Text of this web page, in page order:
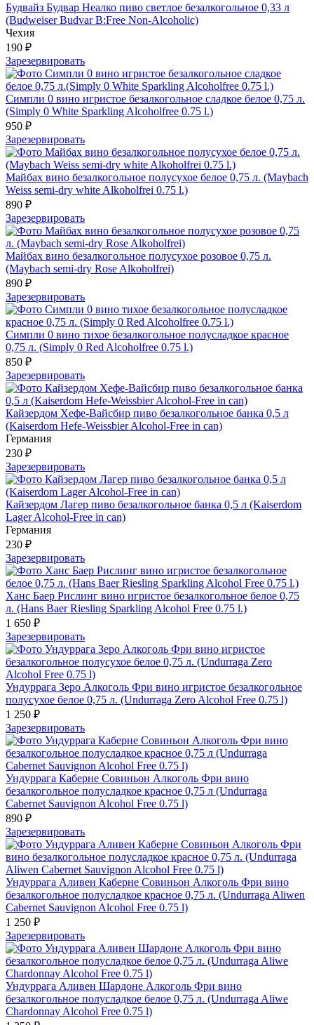
Будвайз Будвар Неалко пиво светлое безалкогольное 0,33 л
(Budweiser Budvar B:Free Non-Alcoholic)
Чехия
190 ₽
Зарезервировать
Симпли 0 вино игристое безалкогольное сладкое белое 0,75 л.
(Simply 0 White Sparkling Alcoholfree 0.75 l.)
950 ₽
Зарезервировать
Майбах вино безалкогольное полусухое белое 0,75 л. (Maybach
Weiss semi-dry white Alkoholfrei 0.75 l.)
890 ₽
Зарезервировать
Майбах вино безалкогольное полусухое розовое 0,75 л.
(Maybach semi-dry Rose Alkoholfrei)
890 ₽
Зарезервировать
Симпли 0 вино тихое безалкогольное полусладкое красное
0,75 л. (Simply 0 Red Alcoholfree 0.75 l.)
850 ₽
Зарезервировать
Кайзердом Хефе-Вайсбир пиво безалкогольное банка 0,5 л
(Kaiserdom Hefe-Weissbier Alcohol-Free in can)
Германия
230 ₽
Зарезервировать
Кайзердом Лагер пиво безалкогольное банка 0,5 л (Kaiserdom
Lager Alcohol-Free in can)
Германия
230 ₽
Зарезервировать
Ханс Баер Рислинг вино игристое безалкогольное белое 0,75
л. (Hans Baer Riesling Sparkling Alcohol Free 0.75 l.)
1 650 ₽
Зарезервировать
Ундуррага Зеро Алкоголь Фри вино игристое безалкогольное
полусухое белое 0,75 л. (Undurraga Zero Alcohol Free 0.75 l)
1 250 ₽
Зарезервировать
Ундуррага Каберне Совиньон Алкоголь Фри вино
безалкогольное полусладкое красное 0,75 л (Undurraga
Cabernet Sauvignon Alcohol Free 0.75 l)
890 ₽
Зарезервировать
Ундуррага Аливен Каберне Совиньон Алкоголь Фри вино
безалкогольное полусладкое красное 0,75 л. (Undurraga Aliwen
Cabernet Sauvignon Alcohol Free 0.75 l)
1 250 ₽
Зарезервировать
Ундуррага Аливен Шардоне Алкоголь Фри вино
безалкогольное полусладкое белое 0,75 л. (Undurraga Aliwe
Chardonnay Alcohol Free 0.75 l)